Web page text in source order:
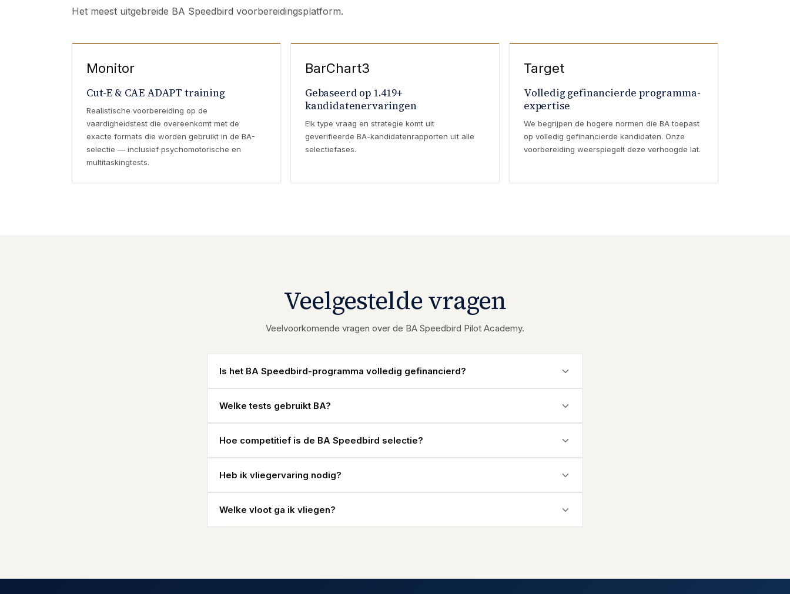
Het meest uitgebreide BA Speedbird voorbereidingsplatform.
Monitor
Cut-E & CAE ADAPT training
Realistische voorbereiding op de
vaardigheidstest die overeenkomt met de
exacte formats die worden gebruikt in de BA-
selectie — inclusief psychomotorische en
multitaskingtests.
BarChart3
Gebaseerd op 1.419+
kandidatenervaringen
Elk type vraag en strategie komt uit
geverifieerde BA-kandidatenrapporten uit alle
selectiefases.
Target
Volledig gefinancierde programma-
expertise
We begrijpen de hogere normen die BA toepast
op volledig gefinancierde kandidaten. Onze
voorbereiding weerspiegelt deze verhoogde lat.
Veelgestelde vragen
Veelvoorkomende vragen over de BA Speedbird Pilot Academy.
Is het BA Speedbird-programma volledig gefinancierd?
Welke tests gebruikt BA?
Hoe competitief is de BA Speedbird selectie?
Heb ik vliegervaring nodig?
Welke vloot ga ik vliegen?